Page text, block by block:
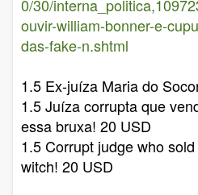
0/30/
ouvir-william-bonner-e-
das-fake-n.shtml
1.5 Ex-juíza Maria do
1.5 Juíza corrupta que
essa bruxa! 20 USD
1.5 Corrupt judge who
witch! 20 USD